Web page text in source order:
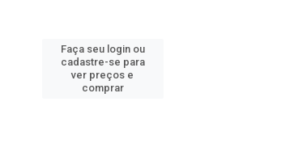
Faça seu login ou
cadastre-se para
ver preços e
comprar